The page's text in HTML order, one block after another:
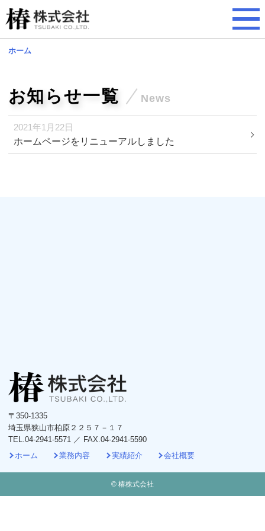
ホーム
お知らせ一覧 News
2021年1月22日
ホームページをリニューアルしました
〒350-1335
埼玉県狭山市柏原２２５７－１７
TEL.04-2941-5571 ／ FAX.04-2941-5590
ホーム
業務内容 実績紹介 会社概要
© 椿株式会社